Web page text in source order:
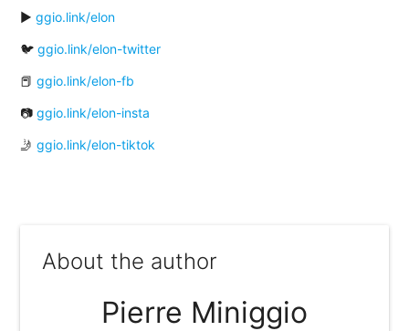
▶️ggio.link/elon
🐦ggio.link/elon-twitter
📕ggio.link/elon-fb
📷ggio.link/elon-insta
🤳ggio.link/elon-tiktok
About the author
Pierre Miniggio